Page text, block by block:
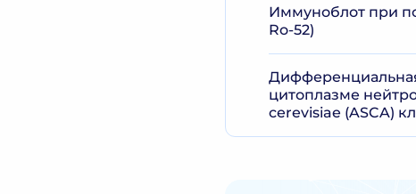
Иммуноблот при
Ro-52)
цитоплазме
cerevisiae (ASCA)